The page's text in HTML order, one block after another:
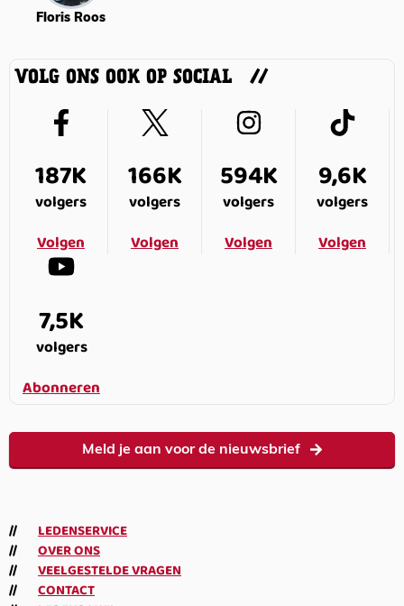
Floris Roos
VOLG ONS OOK OP SOCIAL
187K
volgers
Volgen
166K
volgers
Volgen
594K
volgers
Volgen
9,6K
volgers
Volgen
7,5K
volgers
Abonneren
Meld je aan voor de nieuwsbrief
LEDENSERVICE
OVER ONS
VEELGESTELDE VRAGEN
CONTACT